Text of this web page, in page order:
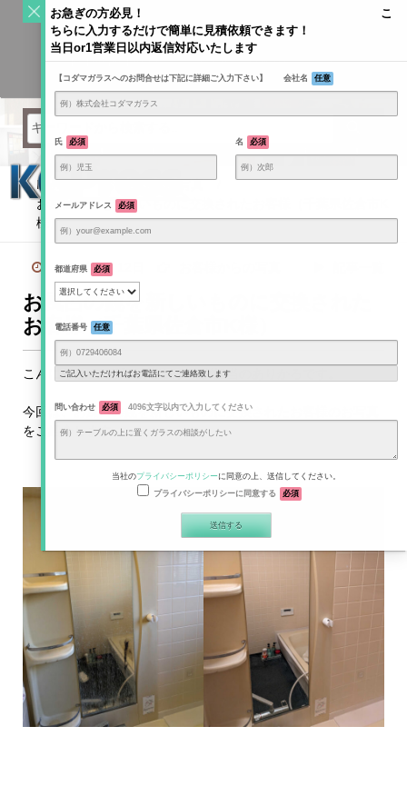
KODAMAGLASS公式ブログ | ガラス情報発信メディア
Home / お客様からの写真
お風呂の鏡を新しいものに交換されたお客様（千葉県佐倉市K
様）
2024年4月12日
お風呂の鏡を新しいものに交換された
お客様（千葉県佐倉市K様）
こんにちは！コダマガラスブログ担当のありかろです。
今回は、お風呂の鏡を新しいものに交換されたお客様のお写真
をご紹介します。
お急ぎの方必見！ こ
ちらに入力するだけで簡単に見積依頼できます！
当日or1営業日以内返信対応いたします
【コダマガラスへのお問合せは下記に詳細ご入力下さい】 会社名 任意
氏 必須 名 必須
メールアドレス 必須
都道府県 必須
電話番号 任意
ご記入いただければお電話にてご連絡致します
問い合わせ 必須 4096文字以内で入力してください
当社のプライバシーポリシーに同意の上、送信してください。
プライバシーポリシーに同意する
必須